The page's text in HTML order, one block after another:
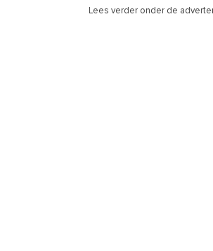
Lees verder onder de